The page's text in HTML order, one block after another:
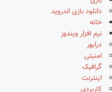
دانلود بازی اندروید
خانه
نرم افزار ویندوز
درایور
امنیتی
گرافیک
اینترنت
کاربردی